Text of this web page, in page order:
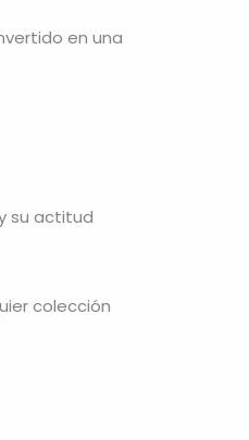
en una
su actitud
colección